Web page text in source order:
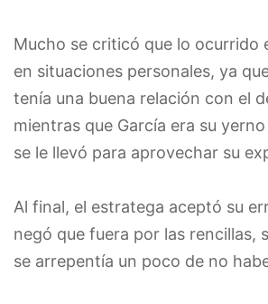
Mucho se criticó que lo ocurrido
en situaciones personales, ya
tenía una buena relación con el
mientras que García era su
se le llevó para aprovechar su
Al final, el estratega aceptó su
negó que fuera por las rencillas,
se arrepentía un poco de no